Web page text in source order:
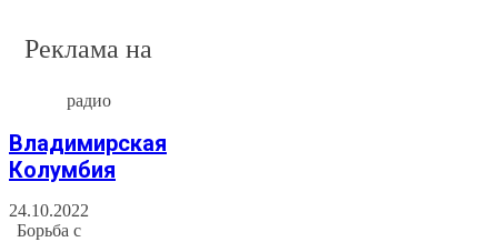
Реклама на
радио
Владимирская
Колумбия
24.10.2022
Борьба с